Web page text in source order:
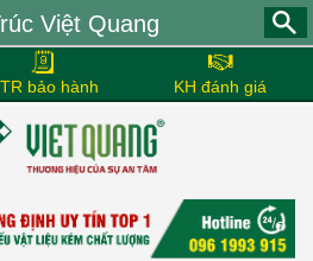
Việt Quang
bảo hành KH đánh giá